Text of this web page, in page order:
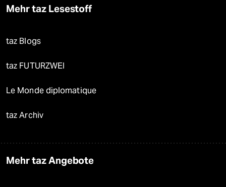
Mehr taz Lesestoff
taz Blogs
taz FUTURZWEI
Le Monde diplomatique
taz Archiv
Mehr taz Angebote